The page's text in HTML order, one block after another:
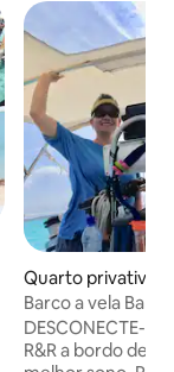
Quarto privativo ⋅
Barco a vela
Exumas
DESCONECTE-
R&R a bordo de